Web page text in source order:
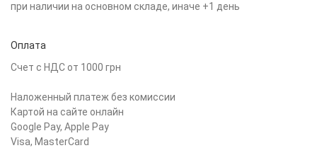
при наличии на основном складе, иначе +1 день
Оплата
Счет с НДС от 1000 грн
Наложенный платеж без комиссии
Картой на сайте онлайн
Google Pay, Apple Pay
Visa, MasterCard